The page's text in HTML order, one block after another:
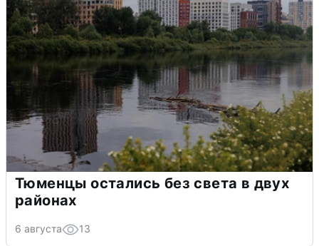
Тюменцы остались без света в двух
районах
6 августа 13